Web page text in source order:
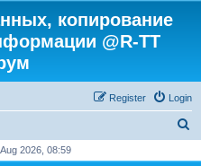
копирование
@R-TT
Login
Register
2026, 08:59